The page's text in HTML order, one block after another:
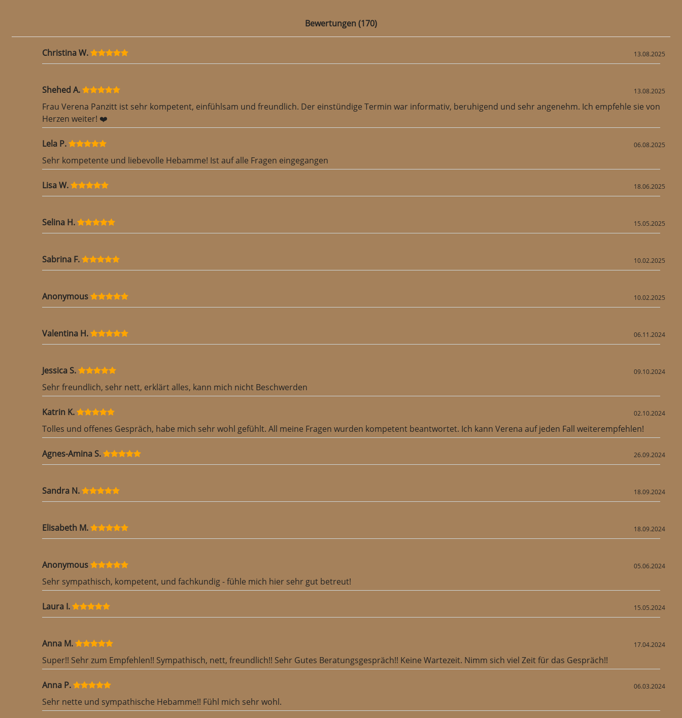
Bewertungen (170)
Christina W. 13.08.2025
Shehed A. 13.08.2025
Frau Verena Panzitt ist sehr kompetent, einfühlsam und freundlich. Der einstündige Termin war informativ, beruhigend und sehr angenehm. Ich empfehle sie von
Herzen weiter! ❤️
Lela P. 06.08.2025
Sehr kompetente und liebevolle Hebamme! Ist auf alle Fragen eingegangen
Lisa W. 18.06.2025
Selina H. 15.05.2025
Sabrina F. 10.02.2025
Anonymous 10.02.2025
Valentina H. 06.11.2024
Jessica S. 09.10.2024
Sehr freundlich, sehr nett, erklärt alles, kann mich nicht Beschwerden
Katrin K. 02.10.2024
Tolles und offenes Gespräch, habe mich sehr wohl gefühlt. All meine Fragen wurden kompetent beantwortet. Ich kann Verena auf jeden Fall weiterempfehlen!
Agnes-Amina S. 26.09.2024
Sandra N. 18.09.2024
Elisabeth M. 18.09.2024
Anonymous 05.06.2024
Sehr sympathisch, kompetent, und fachkundig - fühle mich hier sehr gut betreut!
Laura I. 15.05.2024
Anna M. 17.04.2024
Super!! Sehr zum Empfehlen!! Sympathisch, nett, freundlich!! Sehr Gutes Beratungsgespräch!! Keine Wartezeit. Nimm sich viel Zeit für das Gespräch!!
Anna P. 06.03.2024
Sehr nette und sympathische Hebamme!! Fühl mich sehr wohl.